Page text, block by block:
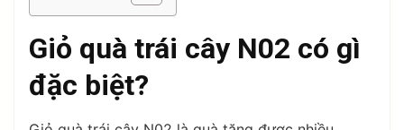
Giỏ quà trái cây N02 có gì
đặc biệt?